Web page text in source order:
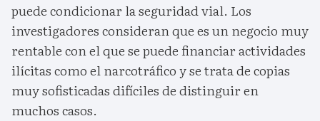
puede condicionar la seguridad vial. Los
investigadores consideran que es un negocio muy
rentable con el que se puede financiar actividades
ilícitas como el narcotráfico y se trata de copias
muy sofisticadas difíciles de distinguir en
muchos casos.